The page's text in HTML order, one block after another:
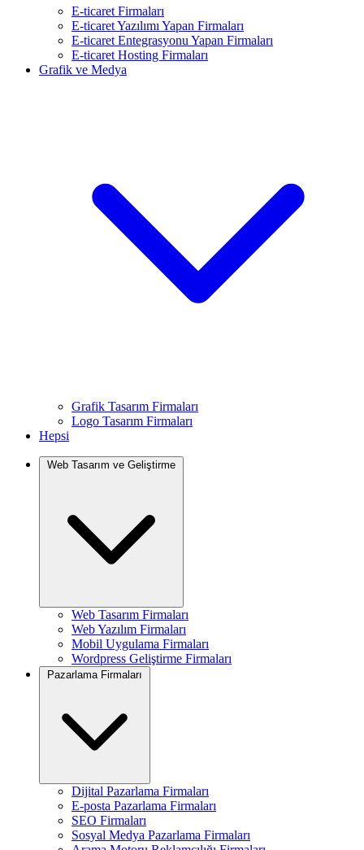
E-ticaret Firmaları
E-ticaret Yazılımı Yapan Firmaları
E-ticaret Entegrasyonu Yapan Firmaları
E-ticaret Hosting Firmaları
Grafik ve Medya
Grafik Tasarım Firmaları
Logo Tasarım Firmaları
Hepsi
Web Tasarım ve Geliştirme
Web Tasarım Firmaları
Web Yazılım Firmaları
Mobil Uygulama Firmaları
Wordpress Geliştirme Firmaları
Pazarlama Firmaları
Dijital Pazarlama Firmaları
E-posta Pazarlama Firmaları
SEO Firmaları
Sosyal Medya Pazarlama Firmaları